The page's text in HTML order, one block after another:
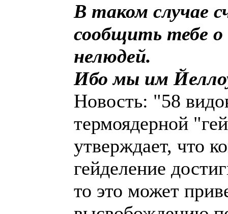
В таком случае
сообщить тебе о
нелюдей.
Ибо мы им
Новость: "58
термоядерной
утверждает, что
гейделение
то это может